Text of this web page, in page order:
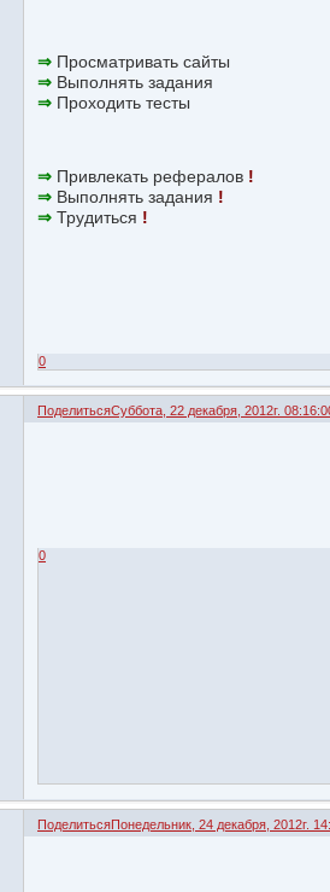
⇒ Просматривать сайты
⇒ Выполнять задания
⇒ Проходить тесты
⇒ Привлекать рефералов !
⇒ Выполнять задания !
⇒ Трудиться !
0
ПоделитьсяСуббота, 22 декабря, 2012г.
0
ПоделитьсяПонедельник, 24 декабря, 2012г.